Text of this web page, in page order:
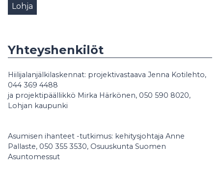
Lohja
Yhteyshenkilöt
Hiilijalanjälkilaskennat: projektivastaava Jenna Kotilehto,
044 369 4488
ja projektipäällikkö Mirka Härkönen, 050 590 8020,
Lohjan kaupunki
Asumisen ihanteet -tutkimus: kehitysjohtaja Anne
Pallaste, 050 355 3530, Osuuskunta Suomen
Asuntomessut